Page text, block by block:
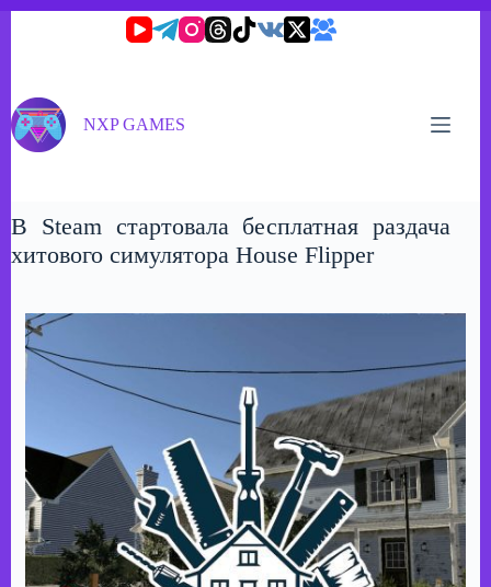
NXP GAMES
В Steam стартовала бесплатная раздача
хитового симулятора House Flipper